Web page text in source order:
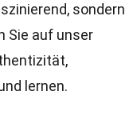
sondern
Sie auf unser
lernen.